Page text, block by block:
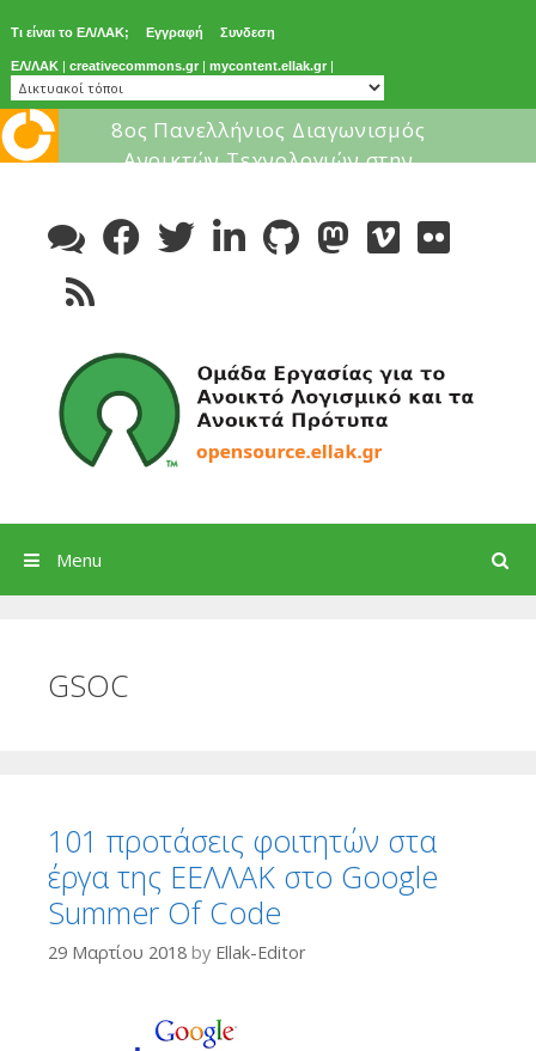
Τι είναι το ΕΛ/ΛΑΚ; Εγγραφή Συνδεση
ΕΛ/ΛΑΚ | creativecommons.gr | mycontent.ellak.gr |
Μάθε για το ελεύθερο
content
Search
Menu
GSOC
101 προτάσεις φοιτητών στα
έργα της ΕΕΛΛΑΚ στο Google
Summer Of Code
29 Μαρτίου 2018 by Ellak-Editor